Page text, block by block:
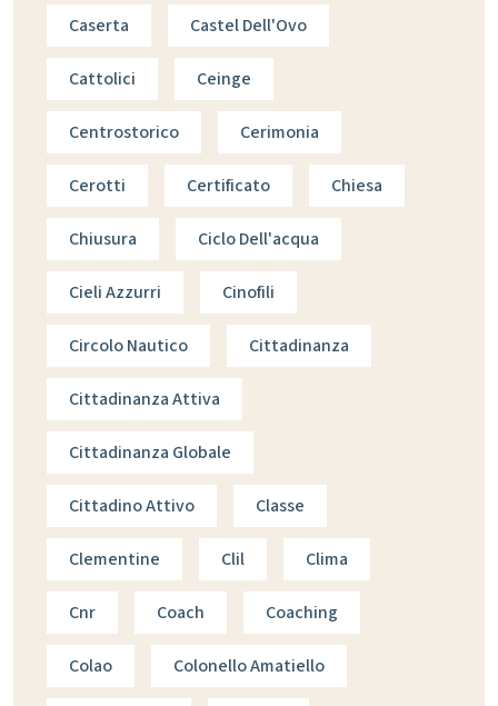
Caserta Castel Dell'Ovo
Cattolici Ceinge
Centrostorico Cerimonia
Cerotti Certificato Chiesa
Chiusura Ciclo Dell'acqua
Cieli Azzurri Cinofili
Circolo Nautico Cittadinanza
Cittadinanza Attiva
Cittadinanza Globale
Cittadino Attivo Classe
Clementine Clil Clima
Cnr Coach Coaching
Colao Colonello Amatiello